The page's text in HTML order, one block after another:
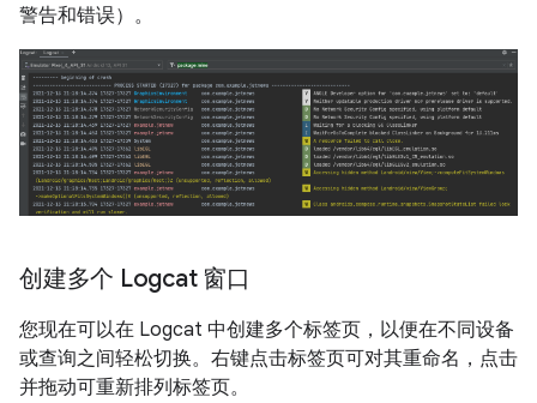
警告和错误）。
创建多个 Logcat 窗口
您现在可以在 Logcat 中创建多个标签页，以便在不同设备
或查询之间轻松切换。右键点击标签页可对其重命名，点击
并拖动可重新排列标签页。